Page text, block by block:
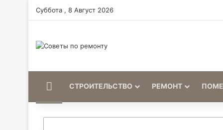
Суббота , 8 Август 2026
HomeСТРОИТЕЛЬСТВО РЕМОНТ